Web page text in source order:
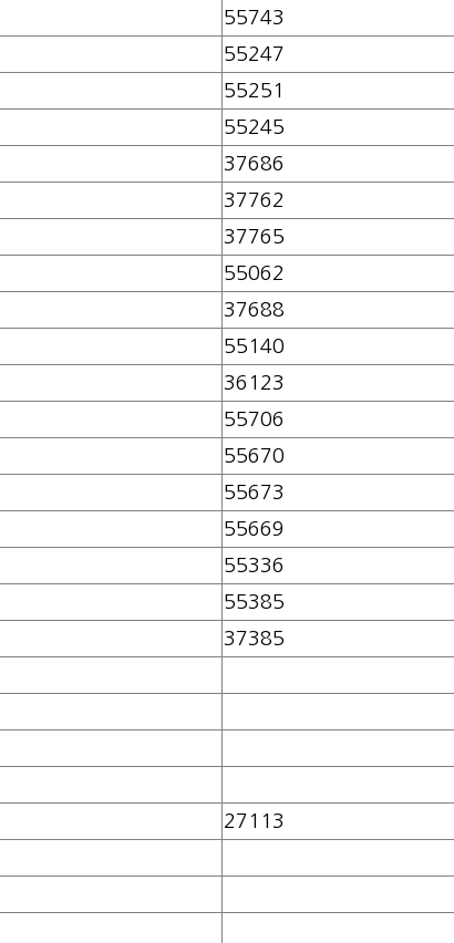
55743
55247
55251
55245
37686
37762
37765
55062
37688
55140
36123
55706
55670
55673
55669
55336
55385
37385
27113